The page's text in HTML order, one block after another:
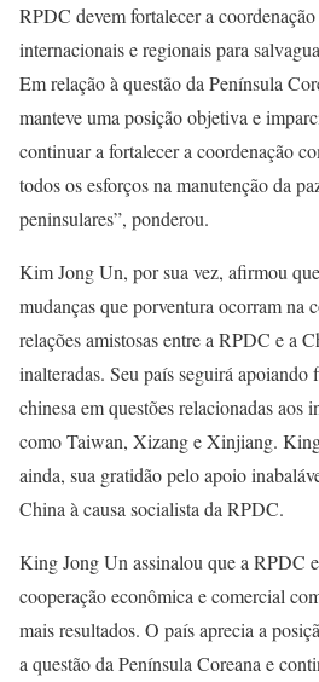
RPDC devem fortalecer a
internacionais e regionais para
Em relação à questão da Península
manteve uma posição objetiva e
continuar a fortalecer a coordenação
todos os esforços na manutenção da
peninsulares”, ponderou.
Kim Jong Un, por sua vez, afirmou
mudanças que porventura ocorram na
relações amistosas entre a RPDC e a
inalteradas. Seu país seguirá apoiando
chinesa em questões relacionadas aos
como Taiwan, Xizang e Xinjiang.
ainda, sua gratidão pelo apoio
China à causa socialista da RPDC.
King Jong Un assinalou que a RPDC
cooperação econômica e comercial
mais resultados. O país aprecia a
a questão da Península Coreana e